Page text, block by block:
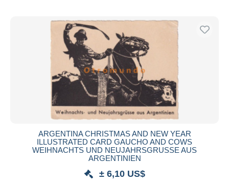
ARGENTINA CHRISTMAS AND NEW YEAR
ILLUSTRATED CARD GAUCHO AND COWS
WEIHNACHTS UND NEUJAHRSGRUSSE AUS
ARGENTINIEN
± 6,10 US$